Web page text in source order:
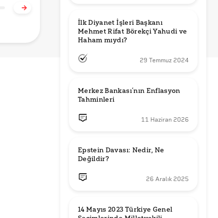
İlk Diyanet İşleri Başkanı
Mehmet Rifat Börekçi Yahudi ve
Haham mıydı?
29 Temmuz 2024
Merkez Bankası’nın Enflasyon
Tahminleri
11 Haziran 2026
Epstein Davası: Nedir, Ne
Değildir?
26 Aralık 2025
14 Mayıs 2023 Türkiye Genel